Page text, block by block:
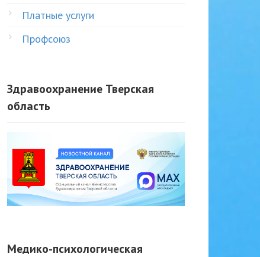
Платные услуги
Профсоюз
Здравоохранение Тверская
область
Медико-психологическая